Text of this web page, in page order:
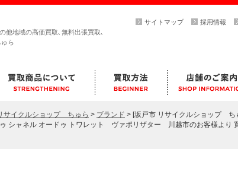
他地域の高価買取､無料出張買取､
ら
サイトマップ 採用情報
サイクルショップ ちゅら > ブランド > [坂戸市 リサイクルショップ
ャネル オードゥ トワレット ヴァポリザター 川越市のお客様よ